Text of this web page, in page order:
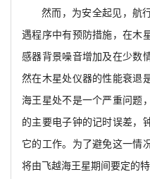
然而，为安全起见，航
遇程序中有预防措施，在木
感器背景噪音增加及在少数
然在木星处仪器的性能衰退
海王星处不是一个严重问题
的主要电子钟的记时误差，
它的工作。为了避免这一情
将由飞越海王星期间要定的